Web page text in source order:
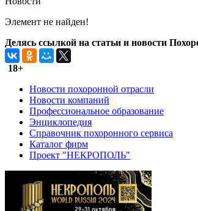
Элемент не найден!
Делясь ссылкой на статьи и новости
18+
Новости похоронной отрасли
Новости компаний
Профессиональное образование
Энциклопедия
Справочник похоронного сервиса
Каталог фирм
Проект "НЕКРОПОЛЬ"